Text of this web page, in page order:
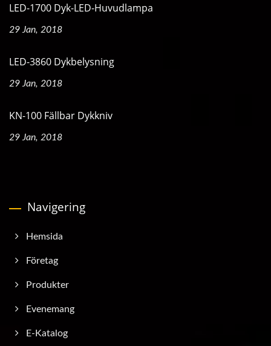
LED-1700 Dyk-LED-Huvudlampa
29 Jan, 2018
LED-3860 Dykbelysning
29 Jan, 2018
KN-100 Fällbar Dykkniv
29 Jan, 2018
Navigering
Hemsida
Företag
Produkter
Evenemang
E-Katalog